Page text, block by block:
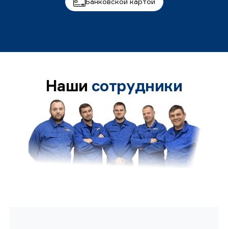
Наши сотрудники